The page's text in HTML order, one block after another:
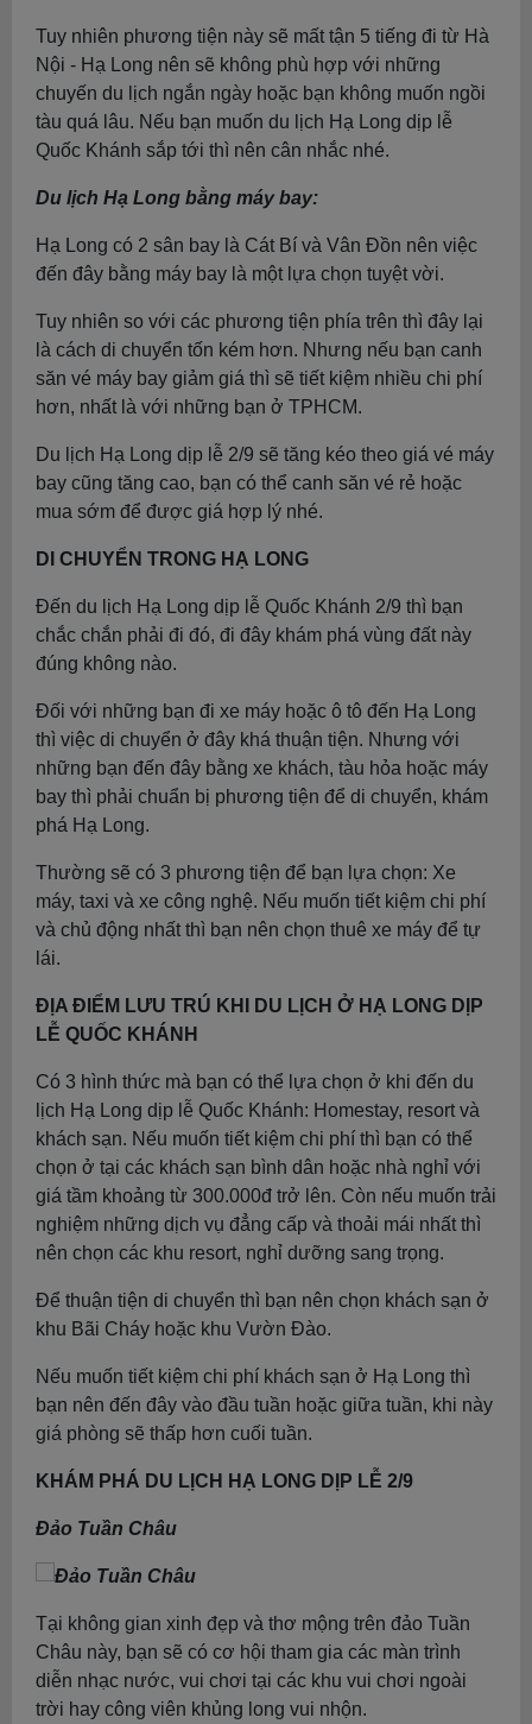
Tuy nhiên phương tiện này sẽ mất tận 5 tiếng đi từ Hà
Nội - Hạ Long nên sẽ không phù hợp với những
chuyến du lịch ngắn ngày hoặc bạn không muốn ngồi
tàu quá lâu. Nếu bạn muốn du lịch Hạ Long dịp lễ
Quốc Khánh sắp tới thì nên cân nhắc nhé.
Du lịch Hạ Long bằng máy bay:
Hạ Long có 2 sân bay là Cát Bí và Vân Đồn nên việc
đến đây bằng máy bay là một lựa chọn tuyệt vời.
Tuy nhiên so với các phương tiện phía trên thì đây lại
là cách di chuyển tốn kém hơn. Nhưng nếu bạn canh
săn vé máy bay giảm giá thì sẽ tiết kiệm nhiều chi phí
hơn, nhất là với những bạn ở TPHCM.
Du lịch Hạ Long dịp lễ 2/9 sẽ tăng kéo theo giá vé máy
bay cũng tăng cao, bạn có thể canh săn vé rẻ hoặc
mua sớm để được giá hợp lý nhé.
DI CHUYỂN TRONG HẠ LONG
Đến du lịch Hạ Long dịp lễ Quốc Khánh 2/9 thì bạn
chắc chắn phải đi đó, đi đây khám phá vùng đất này
đúng không nào.
Đối với những bạn đi xe máy hoặc ô tô đến Hạ Long
thì việc di chuyển ở đây khá thuận tiện. Nhưng với
những bạn đến đây bằng xe khách, tàu hỏa hoặc máy
bay thì phải chuẩn bị phương tiện để di chuyển, khám
phá Hạ Long.
Thường sẽ có 3 phương tiện để bạn lựa chọn: Xe
máy, taxi và xe công nghệ. Nếu muốn tiết kiệm chi phí
và chủ động nhất thì bạn nên chọn thuê xe máy để tự
lái.
ĐỊA ĐIỂM LƯU TRÚ KHI DU LỊCH Ở HẠ LONG DỊP
LỄ QUỐC KHÁNH
Có 3 hình thức mà bạn có thể lựa chọn ở khi đến du
lịch Hạ Long dịp lễ Quốc Khánh: Homestay, resort và
khách sạn. Nếu muốn tiết kiệm chi phí thì bạn có thể
chọn ở tại các khách sạn bình dân hoặc nhà nghỉ với
giá tầm khoảng từ 300.000đ trở lên. Còn nếu muốn trải
nghiệm những dịch vụ đẳng cấp và thoải mái nhất thì
nên chọn các khu resort, nghỉ dưỡng sang trọng.
Để thuận tiện di chuyển thì bạn nên chọn khách sạn ở
khu Bãi Cháy hoặc khu Vườn Đào.
Nếu muốn tiết kiệm chi phí khách sạn ở Hạ Long thì
bạn nên đến đây vào đầu tuần hoặc giữa tuần, khi này
giá phòng sẽ thấp hơn cuối tuần.
KHÁM PHÁ DU LỊCH HẠ LONG DỊP LỄ 2/9
Đảo Tuần Châu
Tại không gian xinh đẹp và thơ mộng trên đảo Tuần
Châu này, bạn sẽ có cơ hội tham gia các màn trình
diễn nhạc nước, vui chơi tại các khu vui chơi ngoài
trời hay công viên khủng long vui nhộn.